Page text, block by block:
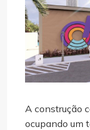
A construção
ocupando um